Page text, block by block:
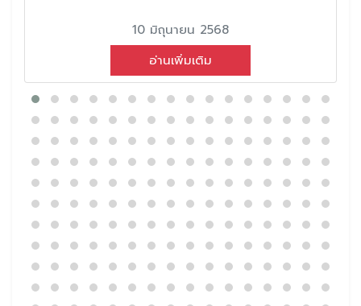
10 มิถุนายน 2568
อ่านเพิ่มเติม